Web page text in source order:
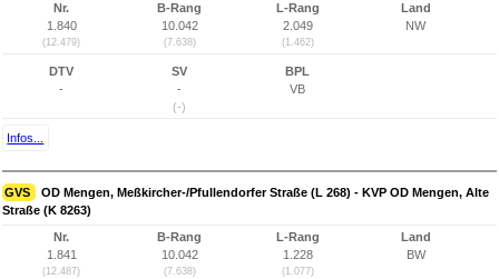
Nr.
1.840
(12.479)
B-Rang
10.042
(7.638)
L-Rang
2.049
(1.462)
Land
NW
DTV
-
SV
-
(-)
BPL
VB
Infos...
GVS
OD Mengen, Meßkircher-/Pfullendorfer Straße (L 268) - KVP OD Mengen, Alte
Straße (K 8263)
Nr.
1.841
(12.487)
B-Rang
10.042
(7.638)
L-Rang
1.228
(1.077)
Land
BW